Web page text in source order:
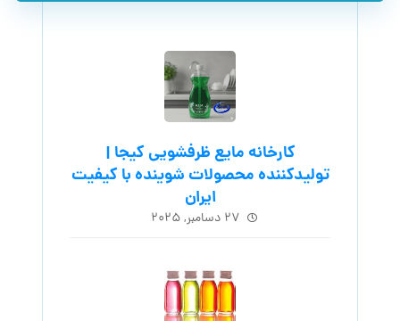
کارخانه مایع ظرفشویی کیجا |
تولیدکننده محصولات شوینده با کیفیت
ایران
۲۷ دسامبر, ۲۰۲۵